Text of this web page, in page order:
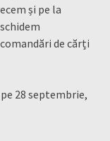
și pe la
de cărți
28 septembrie,